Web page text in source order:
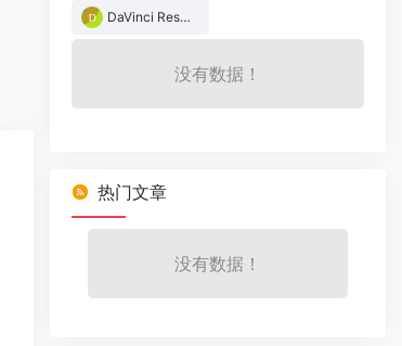
DaVinci Resolve
没有数据！
热门文章
没有数据！